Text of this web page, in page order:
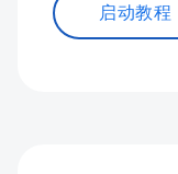
启动教程